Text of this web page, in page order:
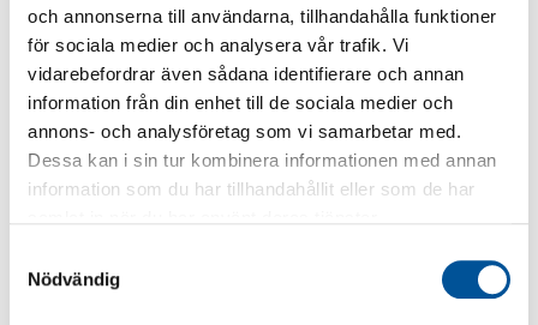
och annonserna till användarna, tillhandahålla funktioner
för sociala medier och analysera vår trafik. Vi
vidarebefordrar även sådana identifierare och annan
information från din enhet till de sociala medier och
annons- och analysföretag som vi samarbetar med.
Dessa kan i sin tur kombinera informationen med annan
information som du har tillhandahållit eller som de har
Nödvändig
Innehåll/tema bestäms utgående från NLS
verksamhetsplan eller ett annat
sektorövergripande tema.
Förbundsseminarium
NLS ordnar ett förbundsseminarium jämna år.
och högsta tjänstemän samt vid behov